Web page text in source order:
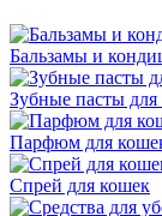
Бальзамы и
Зубные пасты
Парфюм для
Спрей для кошек